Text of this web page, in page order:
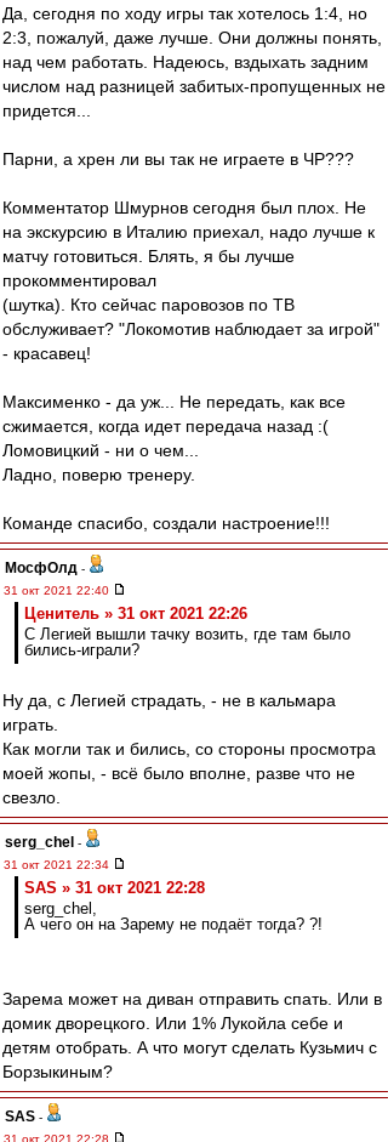
Да, сегодня по ходу игры так хотелось 1:4, но
2:3, пожалуй, даже лучше. Они должны понять,
над чем работать. Надеюсь, вздыхать задним
числом над разницей забитых-пропущенных не
придется...
Парни, а хрен ли вы так не играете в ЧР???
Комментатор Шмурнов сегодня был плох. Не
на экскурсию в Италию приехал, надо лучше к
матчу готовиться. Блять, я бы лучше
прокомментировал
(шутка). Кто сейчас паровозов по ТВ
обслуживает? "Локомотив наблюдает за игрой"
- красавец!
Максименко - да уж... Не передать, как все
сжимается, когда идет передача назад :(
Ломовицкий - ни о чем...
Ладно, поверю тренеру.
Команде спасибо, создали настроение!!!
МосфОлд -
31 окт 2021 22:40
Ценитель » 31 окт 2021 22:26
С Легией вышли тачку возить, где там было
бились-играли?
Ну да, с Легией страдать, - не в кальмара
играть.
Как могли так и бились, со стороны просмотра
моей жопы, - всё было вполне, разве что не
свезло.
serg_chel -
31 окт 2021 22:34
SAS » 31 окт 2021 22:28
serg_chel,
А чего он на Зарему не подаёт тогда? ?!
Зарема может на диван отправить спать. Или в
домик дворецкого. Или 1% Лукойла себе и
детям отобрать. А что могут сделать Кузьмич с
Борзыкиным?
SAS -
31 окт 2021 22:28